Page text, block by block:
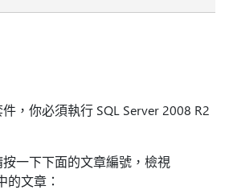
，你必須執行 SQL Server 2008 R2
一下下面的文章編號，檢視
的文章：